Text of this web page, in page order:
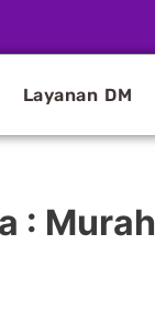
Layanan DM
: Murah